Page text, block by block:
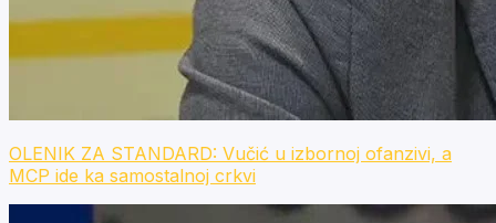
OLENIK ZA STANDARD: Vučić u izbornoj ofanzivi, a
MCP ide ka samostalnoj crkvi